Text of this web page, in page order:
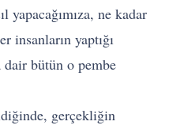
yapacağımıza, ne kadar
insanların yaptığı
dair bütün o pembe
gerçekliğin